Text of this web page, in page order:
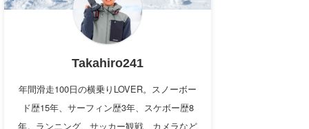
Takahiro241
年間滑走100日の横乗りLOVER。スノーボー
ド歴15年、サーフィン歴3年、スケボー歴8
年。ランニング、サッカー観戦、カメラなど